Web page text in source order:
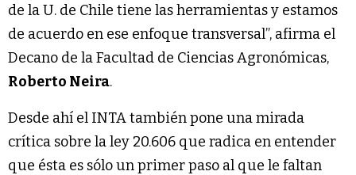
de la U. de Chile tiene las herramientas y estamos
de acuerdo en ese enfoque transversal”, afirma el
Decano de la Facultad de Ciencias Agronómicas,
Roberto Neira.
Desde ahí el INTA también pone una mirada
crítica sobre la ley 20.606 que radica en entender
que ésta es sólo un primer paso al que le faltan